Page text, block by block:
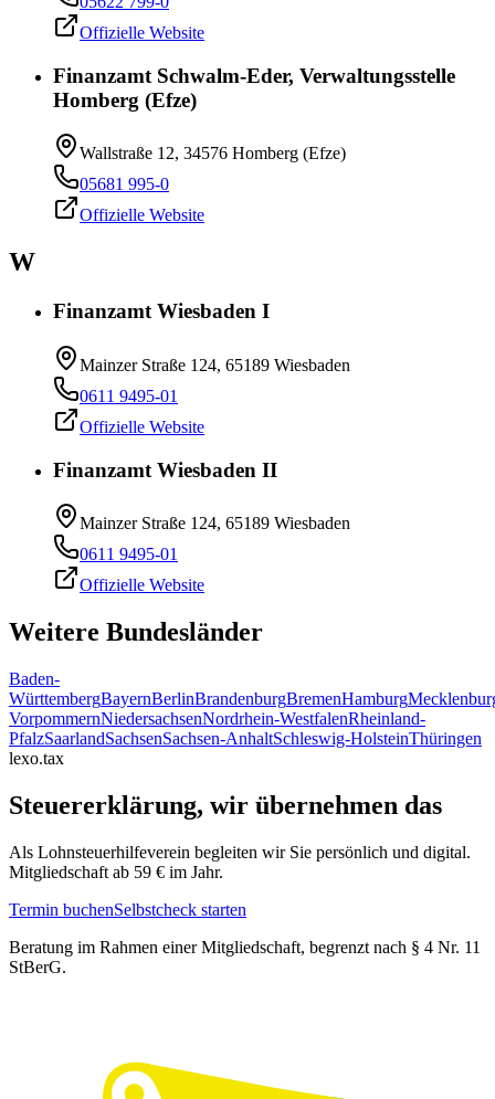
Offizielle Website
Finanzamt Schwalm-Eder, Verwaltungsstelle
Homberg (Efze)
Wallstraße 12, 34576 Homberg (Efze)
05681 995-0
Offizielle Website
W
Finanzamt Wiesbaden I
Mainzer Straße 124, 65189 Wiesbaden
0611 9495-01
Offizielle Website
Finanzamt Wiesbaden II
Mainzer Straße 124, 65189 Wiesbaden
0611 9495-01
Offizielle Website
Weitere Bundesländer
Baden-
WürttembergBayernBerlinBrandenburgBremenHamburg
VorpommernNiedersachsenNordrhein-WestfalenRheinland-
PfalzSaarlandSachsenSachsen-AnhaltSchleswig-HolsteinThüringen
lexo.tax
Steuererklärung, wir übernehmen das
Als Lohnsteuerhilfeverein begleiten wir Sie persönlich und digital.
Mitgliedschaft ab 59 € im Jahr.
Termin buchenSelbstcheck starten
Beratung im Rahmen einer Mitgliedschaft, begrenzt nach § 4 Nr. 11
StBerG.